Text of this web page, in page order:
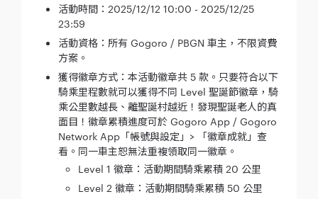
活動時間：2025/12/12 10:00 - 2025/12/25
23:59
活動資格：所有 Gogoro / PBGN 車主，不限資費
方案。
獲得徽章方式：本活動徽章共 5 款。只要符合以下
騎乘里程數就可以獲得不同 Level 聖誕節徽章，騎
乘公里數越長、離聖誕村越近！發現聖誕老人的真
面目！徽章累積進度可於 Gogoro App / Gogoro
Network App「帳號與設定」> 「徽章成就」查
看。同一車主恕無法重複領取同一徽章。
Level 1 徽章：活動期間騎乘累積 20 公里
Level 2 徽章：活動期間騎乘累積 50 公里